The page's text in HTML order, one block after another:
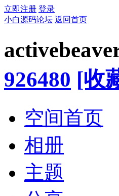
立即注册 登录
小白源码论坛 返回首页
926480 [收
空间首页
相册
主题